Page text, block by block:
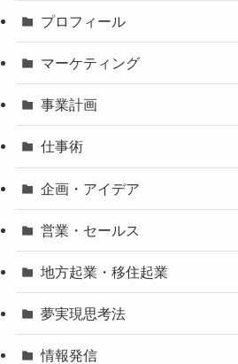
プロフィール
マーケティング
事業計画
仕事術
企画・アイデア
営業・セールス
地方起業・移住起業
夢実現思考法
情報発信